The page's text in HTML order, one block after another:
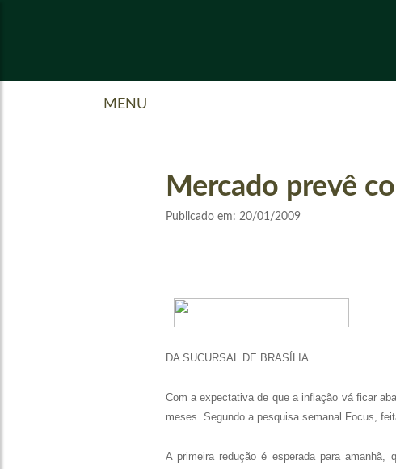
MENU
Mercado prevê
Publicado em: 20/01/2009
DA SUCURSAL DE BRASÍLIA
Com a expectativa de que a inflação vá ficar
meses. Segundo a pesquisa semanal Focus,
A primeira redução é esperada para